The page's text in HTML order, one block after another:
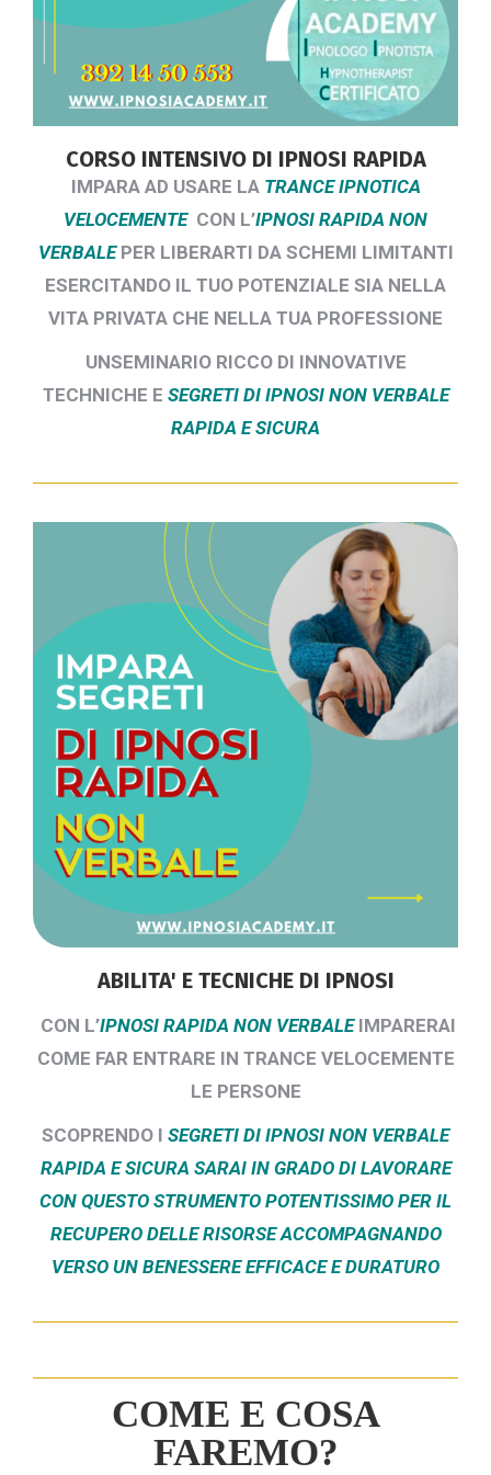
CORSO INTENSIVO DI IPNOSI RAPIDA
IMPARA AD USARE LA TRANCE IPNOTICA
VELOCEMENTECON L’IPNOSI RAPIDA NON
VERBALEPER LIBERARTI DA SCHEMI LIMITANTI
ESERCITANDO IL TUO POTENZIALE SIA NELLA
VITA PRIVATA CHE NELLA TUA PROFESSIONE
UNSEMINARIO RICCO DI INNOVATIVE
TECHNICHE E SEGRETI DI IPNOSI NON VERBALE
RAPIDA E SICURA
ABILITA' E TECNICHE DI IPNOSI
CON L’IPNOSI RAPIDA NON VERBALEIMPARERAI
COME FAR ENTRARE IN TRANCE VELOCEMENTE
LE PERSONE
SCOPRENDO I SEGRETI DI IPNOSI NON VERBALE
RAPIDA E SICURA SARAI IN GRADO DI LAVORARE
CON QUESTO STRUMENTO POTENTISSIMO PER IL
RECUPERO DELLE RISORSE ACCOMPAGNANDO
VERSO UN BENESSERE EFFICACE E DURATURO
COME E COSA
FAREMO?